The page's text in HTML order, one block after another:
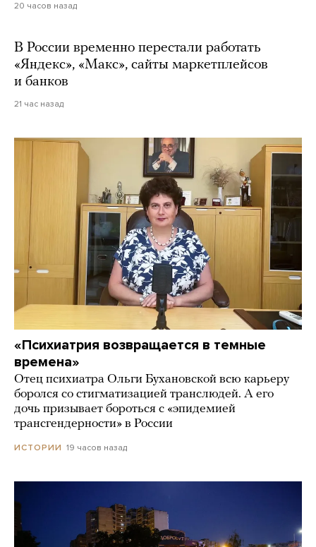
20 часов назад
В России временно перестали работать
«Яндекс», «Макс», сайты маркетплейсов
и банков
21 час назад
«Психиатрия возвращается в темные
времена»
Отец психиатра Ольги Бухановской всю карьеру
боролся со стигматизацией транслюдей. А его
дочь призывает бороться с «эпидемией
трансгендерности» в России
ИСТОРИИ 19 часов назад